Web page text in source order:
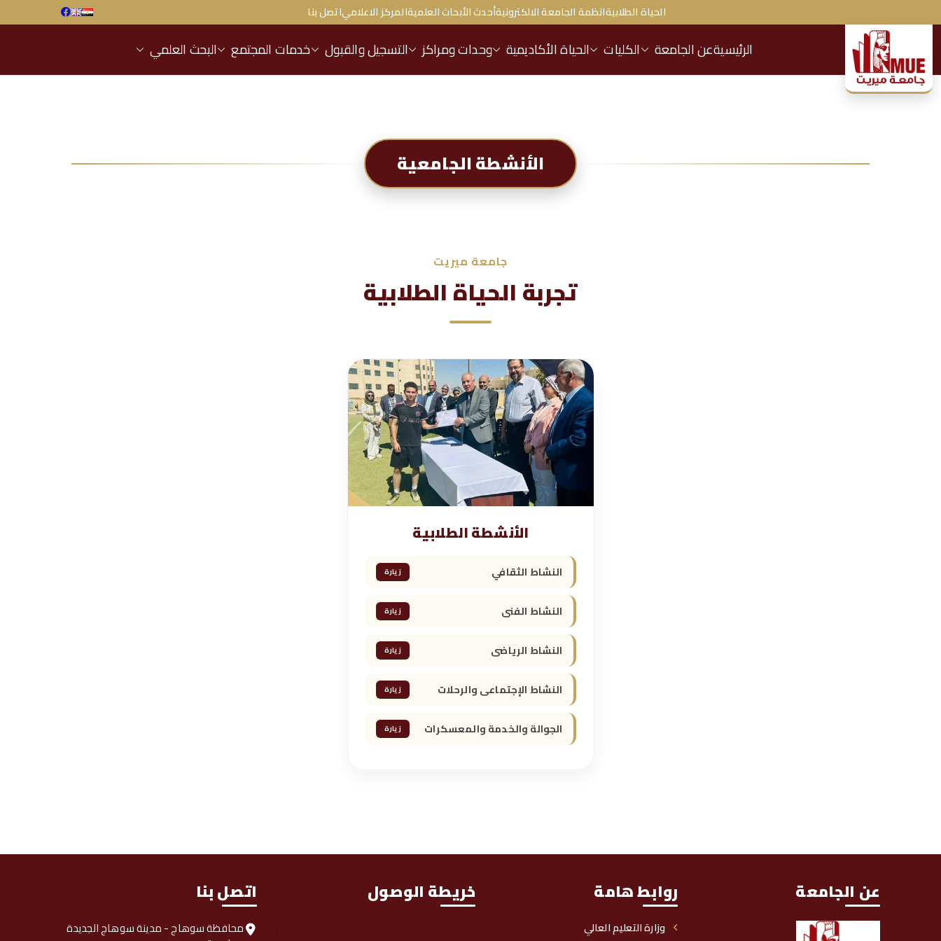
الحياة الطلابيةانظمة الجامعة الالكترونيةأحدث الأبحاث العلميةالمركز الاعلامياتصل بنا
ج
ا
م
الرئيسيةعن الجامعة الكليات الحياة الأكاديمية وحدات ومراكز التسجيل والقبول خدمات المجتمع البحث العلمي
الأنشطة الجامعية
جامعة ميريت
تجربة الحياة الطلابية
الأنشطة الطلابية
النشاط الثقافي زيارة
النشاط الفنى زيارة
النشاط الرياضى زيارة
النشاط الإجتماعى والرحلات زيارة
الجوالة والخدمة والمعسكرات زيارة
عن الجامعة روابط هامة
وزارة التعليم العالي
خريطة الوصول اتصل بنا
محافظة سوهاج - مدينة سوهاج الجديدة